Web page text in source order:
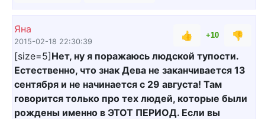
Яна
2015-02-18 22:30:39
👍 +10
👎
[size=5]Нет, ну я поражаюсь людской тупости.
Естественно, что знак Дева не заканчивается 13
сентября и не начинается с 29 августа! Там
говорится только про тех людей, которые были
рождены именно в ЭТОТ ПЕРИОД. Если вы